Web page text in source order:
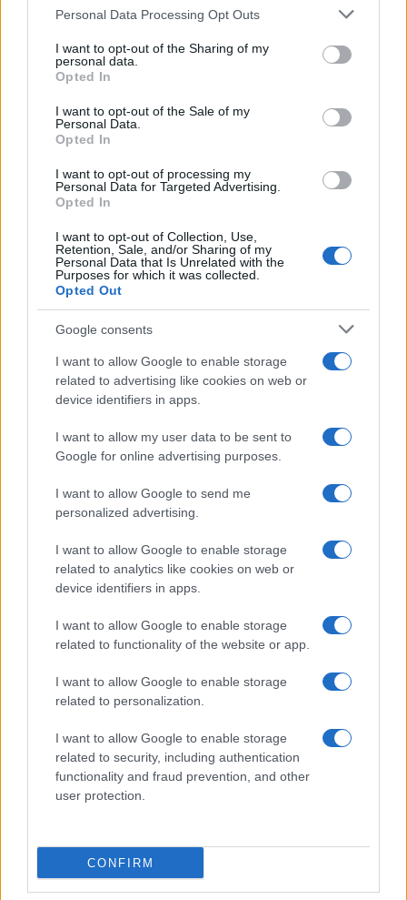
This information may also be disclosed by us to third parties
disclose it to other third parties.
Please note that this website/app uses one or more Google
services and may gather and store information including but
not limited to your visit or usage behaviour. You may click to
grant or deny consent to Google and its third-party tags to
consent section.
Personal Data Processing Opt Outs
I want to opt-out of the Sharing of my
personal data.
Opted In
I want to opt-out of the Sale of my
Personal Data.
Opted In
I want to opt-out of processing my
Personal Data for Targeted Advertising.
Opted In
I want to opt-out of Collection, Use,
Retention, Sale, and/or Sharing of my
Personal Data that Is Unrelated with the
Purposes for which it was collected.
Opted Out
Google consents
I want to allow Google to enable storage
related to advertising like cookies on web or
device identifiers in apps.
I want to allow my user data to be sent to
Google for online advertising purposes.
I want to allow Google to send me
personalized advertising.
I want to allow Google to enable storage
related to analytics like cookies on web or
device identifiers in apps.
I want to allow Google to enable storage
related to functionality of the website or app.
I want to allow Google to enable storage
related to personalization.
I want to allow Google to enable storage
related to security, including authentication
functionality and fraud prevention, and other
user protection.
CONFIRM